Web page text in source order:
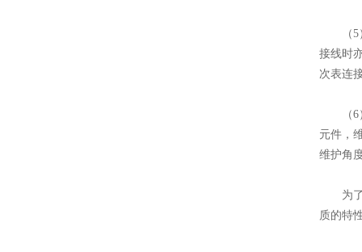
（5）
接线时
次表连
（6）
元件，
维护角
为了
质的特